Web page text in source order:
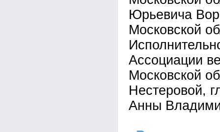
Юрьевича
Московской
Ассоциации
Московской
Нестеровой,
Анны